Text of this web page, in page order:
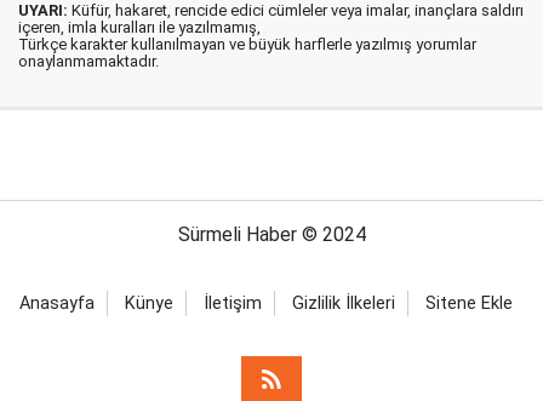
UYARI: Küfür, hakaret, rencide edici cümleler veya imalar, inançlara saldırı
içeren, imla kuralları ile yazılmamış,
Türkçe karakter kullanılmayan ve büyük harflerle yazılmış yorumlar
onaylanmamaktadır.
Sürmeli Haber © 2024
Anasayfa Künye İletişim Gizlilik İlkeleri Sitene Ekle